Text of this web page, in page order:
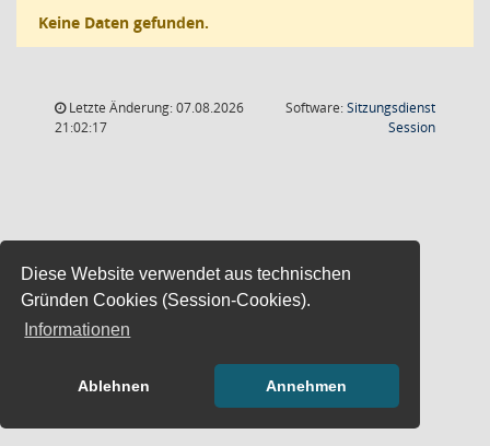
Diese Website verwendet aus technischen
Gründen Cookies (Session-Cookies).
Informationen
Ablehnen Annehmen
Keine Daten gefunden.
Letzte Änderung: 07.08.2026
21:02:17
Software:Sitzungsdienst
Session(Wird in